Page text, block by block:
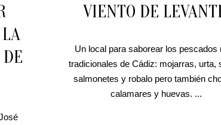
VIENTO DE
Un local para saborear los pescados
tradicionales de Cádiz: mojarras, urta,
salmonetes y robalo pero también
calamares y huevas. ...